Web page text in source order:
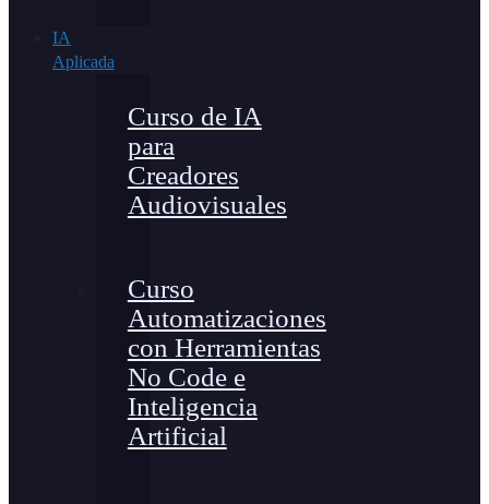
IA
Aplicada
Curso de IA
para
Creadores
Audiovisuales
Curso
Automatizaciones
con Herramientas
No Code e
Inteligencia
Artificial